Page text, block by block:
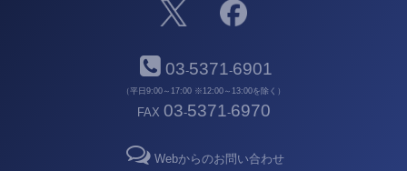
03-5371-6901
（平日9:00～17:00 ※12:00～13:00を除く）
FAX 03-5371-6970
Webからのお問い合わせ